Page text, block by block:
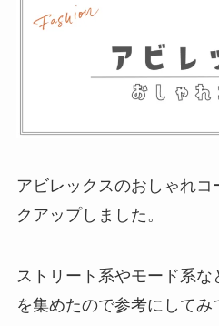
アビレックスのおしゃれコ
クアップしました。
ストリート系やモード系な
を集めたので参考にしてみ